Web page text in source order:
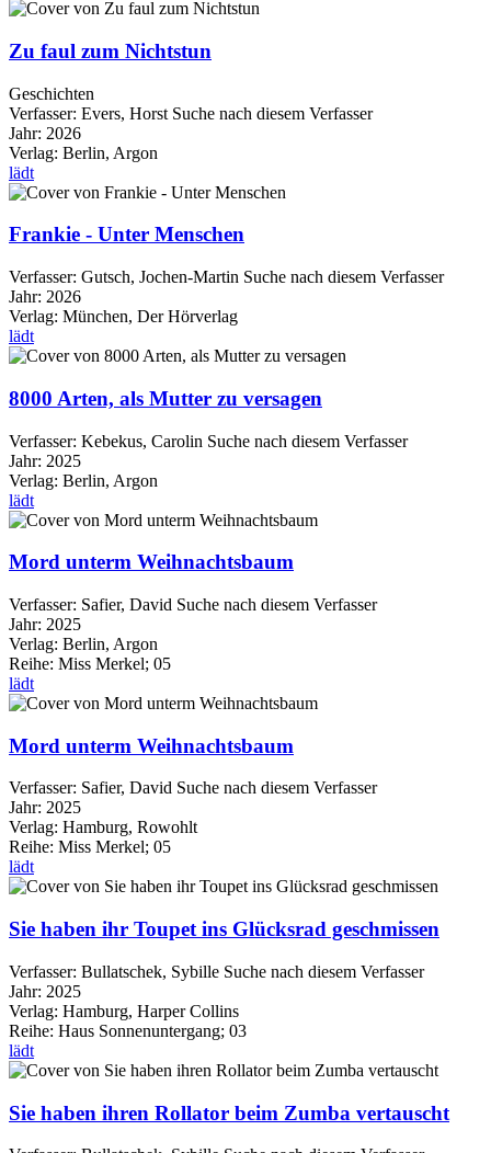
Zu faul zum Nichtstun
Geschichten
Verfasser: Evers, Horst Suche nach diesem Verfasser
Jahr: 2026
Verlag: Berlin, Argon
lädt
Frankie - Unter Menschen
Verfasser: Gutsch, Jochen-Martin Suche nach diesem Verfasser
Jahr: 2026
Verlag: München, Der Hörverlag
lädt
8000 Arten, als Mutter zu versagen
Verfasser: Kebekus, Carolin Suche nach diesem Verfasser
Jahr: 2025
Verlag: Berlin, Argon
lädt
Mord unterm Weihnachtsbaum
Verfasser: Safier, David Suche nach diesem Verfasser
Jahr: 2025
Verlag: Berlin, Argon
Reihe: Miss Merkel; 05
lädt
Mord unterm Weihnachtsbaum
Verfasser: Safier, David Suche nach diesem Verfasser
Jahr: 2025
Verlag: Hamburg, Rowohlt
Reihe: Miss Merkel; 05
lädt
Sie haben ihr Toupet ins Glücksrad geschmissen
Verfasser: Bullatschek, Sybille Suche nach diesem Verfasser
Jahr: 2025
Verlag: Hamburg, Harper Collins
Reihe: Haus Sonnenuntergang; 03
lädt
Sie haben ihren Rollator beim Zumba vertauscht